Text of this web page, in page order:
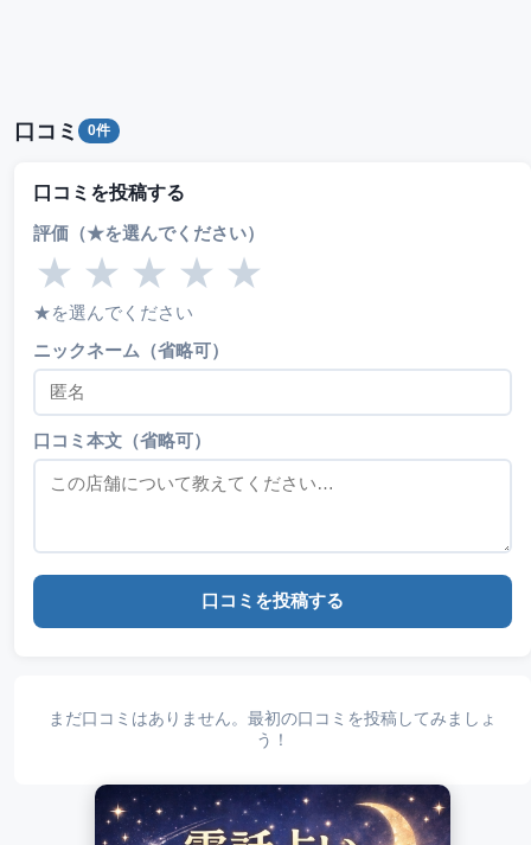
口コミ 0件
口コミを投稿する
評価（★を選んでください）
★ ★ ★ ★ ★
★を選んでください
ニックネーム（省略可）
口コミ本文（省略可）
口コミを投稿する
まだ口コミはありません。最初の口コミを投稿してみましょ
う！